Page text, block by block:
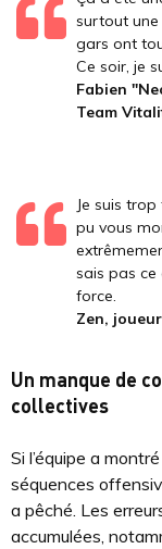
surtout
gars ont
Ce soir, je
Fabien
Team
Je suis
pu vous
sais pas ce
force.
Zen,
Un manque de
collectives
Si l’équipe a
séquences
a pêché. Les
accumulées,